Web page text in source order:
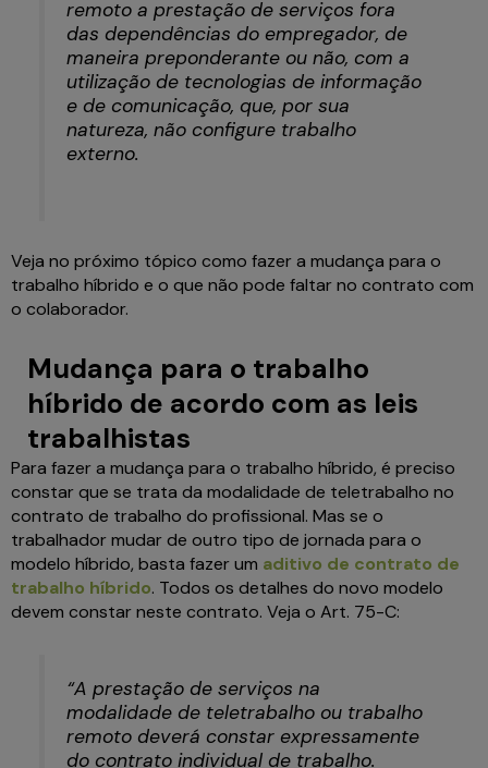
remoto a prestação de serviços fora
das dependências do empregador, de
maneira preponderante ou não, com a
utilização de tecnologias de informação
e de comunicação, que, por sua
natureza, não configure trabalho
externo.
Veja no próximo tópico como fazer a mudança para o
trabalho híbrido e o que não pode faltar no contrato com
o colaborador.
Mudança para o trabalho
híbrido de acordo com as leis
trabalhistas
Para fazer a mudança para o trabalho híbrido, é preciso
constar que se trata da modalidade de teletrabalho no
contrato de trabalho do profissional. Mas se o
trabalhador mudar de outro tipo de jornada para o
modelo híbrido, basta fazer um aditivo de contrato de
trabalho híbrido. Todos os detalhes do novo modelo
devem constar neste contrato. Veja o Art. 75-C:
“A prestação de serviços na
modalidade de teletrabalho ou trabalho
remoto deverá constar expressamente
do contrato individual de trabalho.